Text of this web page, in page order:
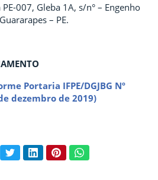
007, Gleba 1A, s/n° – Engenho
– PE.
Portaria IFPE/DGJBG Nº
dezembro de 2019)
conteúdo:
TwitterLinkedInPinterestWhatsApp